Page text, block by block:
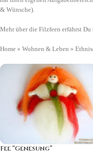
& Wünsche).
Mehr über die Filzfeen erfährst
Home » Wohnen & Leben »
Fee “Genesung”